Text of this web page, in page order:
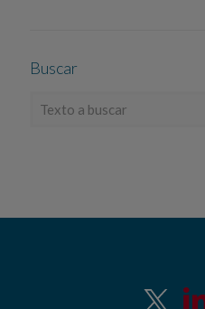
Buscar